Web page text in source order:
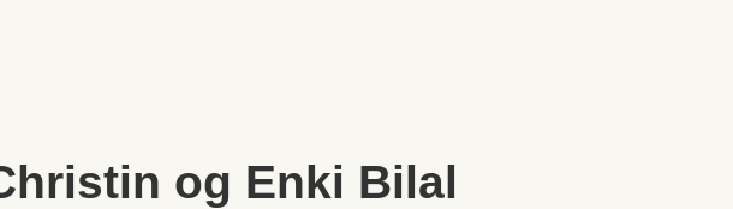
og Enki Bilal